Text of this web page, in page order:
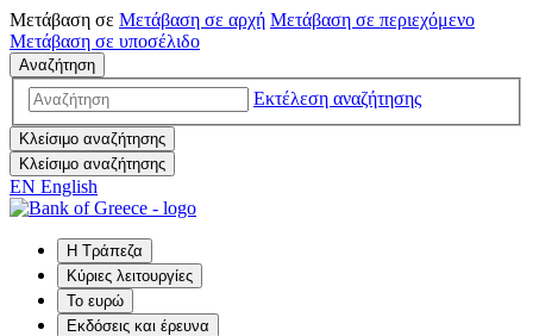
Μετάβαση σε Μετάβαση σε αρχή Μετάβαση σε περιεχόμενο
Μετάβαση σε υποσέλιδο
Αναζήτηση
Εκτέλεση αναζήτησης
Κλείσιμο αναζήτησης
Κλείσιμο αναζήτησης
EN English
Η Τράπεζα
Κύριες λειτουργίες
Το ευρώ
Εκδόσεις και έρευνα